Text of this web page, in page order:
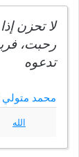
لا تحزن
رحبت،
تدعوه
محمد متولي
الله